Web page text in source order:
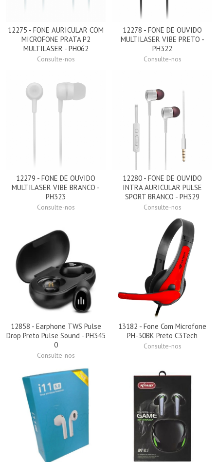
12275 - FONE AURICULAR COM
MICROFONE PRATA P2
MULTILASER - PH062
Consulte-nos
12278 - FONE DE OUVIDO
MULTILASER VIBE PRETO -
PH322
Consulte-nos
12279 - FONE DE OUVIDO
MULTILASER VIBE BRANCO -
PH323
Consulte-nos
12280 - FONE DE OUVIDO
INTRA AURICULAR PULSE
SPORT BRANCO - PH329
Consulte-nos
12858 - Earphone TWS Pulse
Drop Preto Pulse Sound - PH345
0
Consulte-nos
13182 - Fone Com Microfone
PH-30BK Preto C3Tech
Consulte-nos